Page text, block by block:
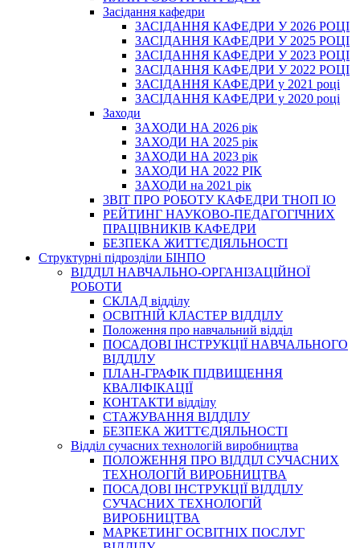
Засідання кафедри
ЗАСІДАННЯ КАФЕДРИ У 2026 РОЦІ
ЗАСІДАННЯ КАФЕДРИ У 2025 РОЦІ
ЗАСІДАННЯ КАФЕДРИ У 2023 РОЦІ
ЗАСІДАННЯ КАФЕДРИ У 2022 РОЦІ
ЗАСІДАННЯ КАФЕДРИ у 2021 році
ЗАСІДАННЯ КАФЕДРИ у 2020 році
Заходи
ЗАХОДИ НА 2026 рік
ЗАХОДИ НА 2025 рік
ЗАХОДИ НА 2023 рік
ЗАХОДИ НА 2022 РІК
ЗАХОДИ на 2021 рік
3BIT ПРО РОБОТУ КАФЕДРИ ТНОП ІО
РЕЙТИНГ НАУКОВО-ПЕДАГОГІЧНИХ
ПРАЦІВНИКІВ КАФЕДРИ
БЕЗПЕКА ЖИТТЄДІЯЛЬНОСТІ
Структурні підрозділи БІНПО
ВІДДІЛ НАВЧАЛЬНО-ОРГАНІЗАЦІЙНОЇ
РОБОТИ
СКЛАД відділу
ОСВІТНІЙ КЛАСТЕР ВІДДІЛУ
Положення про навчальний вiддiл
ПОСАДОВІ ІНСТРУКЦІЇ НАВЧАЛЬНОГО
ВІДДІЛУ
ПЛАН-ГРАФІК ПІДВИЩЕННЯ
КВАЛІФІКАЦІЇ
КОНТАКТИ відділу
СТАЖУВАННЯ ВІДДІЛУ
БЕЗПЕКА ЖИТТЄДІЯЛЬНОСТІ
Відділ сучасних технологій виробництва
ПОЛОЖЕННЯ ПРО ВІДДІЛ СУЧАСНИХ
ТЕХНОЛОГІЙ ВИРОБНИЦТВА
ПОСАДОВІ ІНСТРУКЦІЇ ВІДДІЛУ
СУЧАСНИХ ТЕХНОЛОГІЙ
ВИРОБНИЦТВА
МАРКЕТИНГ ОСВІТНІХ ПОСЛУГ